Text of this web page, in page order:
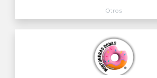
Otros